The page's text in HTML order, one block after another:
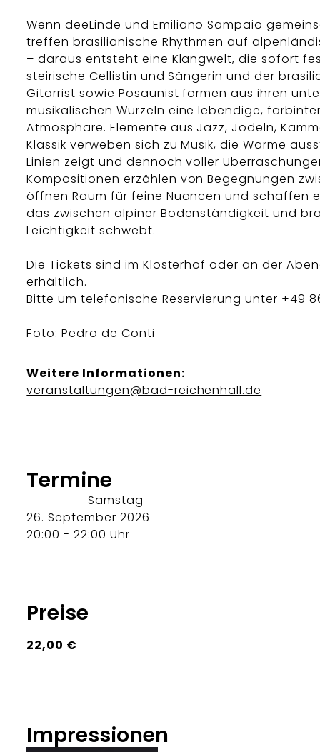
Wenn deeLinde und Emiliano Sampaio
treffen brasilianische Rhythmen auf
– daraus entsteht eine Klangwelt, die sofort
steirische Cellistin und Sängerin und der
Gitarrist sowie Posaunist formen aus ihren
musikalischen Wurzeln eine lebendige,
Atmosphäre. Elemente aus Jazz, Jodeln,
Klassik verweben sich zu Musik, die Wärme
Linien zeigt und dennoch voller
Kompositionen erzählen von Begegnungen
öffnen Raum für feine Nuancen und schaffen
das zwischen alpiner Bodenständigkeit und
Leichtigkeit schwebt.
Die Tickets sind im Klosterhof oder an der
erhältlich.
Bitte um telefonische Reservierung unter +49
Foto: Pedro de Conti
Weitere Informationen:
veranstaltungen@bad-reichenhall.de
Termine
Samstag
26. September 2026
20:00 - 22:00 Uhr
Preise
22,00 €
Impressionen